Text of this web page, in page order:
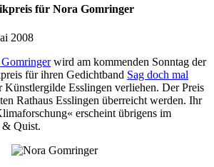
für Nora Gomringer
2008
wird am kommenden Sonntag der
für ihren Gedichtband Sag doch mal
Künstlergilde Esslingen verliehen. Der Preis
Rathaus Esslingen überreicht werden. Ihr
erscheint übrigens im
& Quist.